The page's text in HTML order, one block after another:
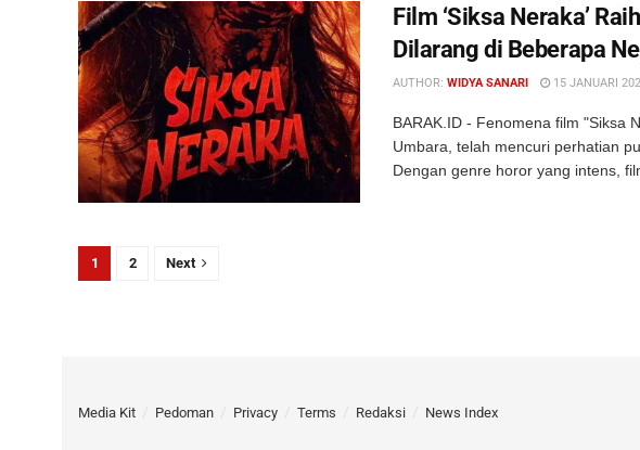
Film ‘Siksa Neraka’
Dilarang di Beberapa
AUTHOR: WIDYA SANARI 15 JANUARI
BARAK.ID - Fenomena film "Siksa
Umbara, telah mencuri perhatian
Dengan genre horor yang intens,
1 2 Next
Media Kit Pedoman Privacy Terms Redaksi News Index